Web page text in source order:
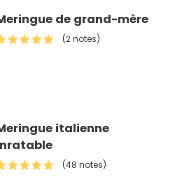
de grand-mère
(2 notes)
italienne
(48 notes)